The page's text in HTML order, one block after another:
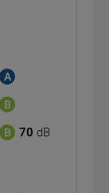
A
B
B 70 dB